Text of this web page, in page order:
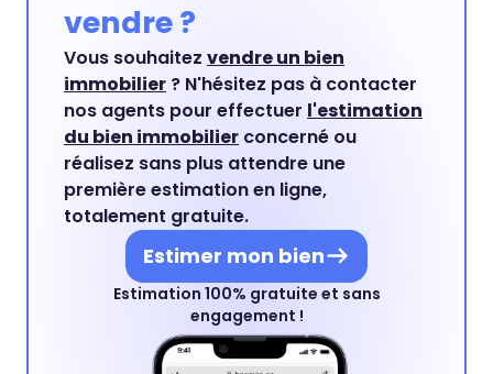
vendre ?
Vous souhaitez vendre un bien
immobilier ? N'hésitez pas à contacter
nos agents pour effectuer l'estimation
du bien immobilier concerné ou
réalisez sans plus attendre une
première estimation en ligne,
totalement gratuite.
Estimer mon bien
Estimation 100% gratuite et sans
engagement !